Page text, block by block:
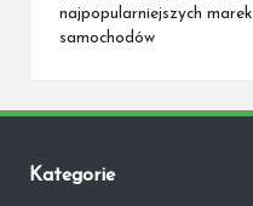
najpopularniejszych marek
samochodów
Kategorie